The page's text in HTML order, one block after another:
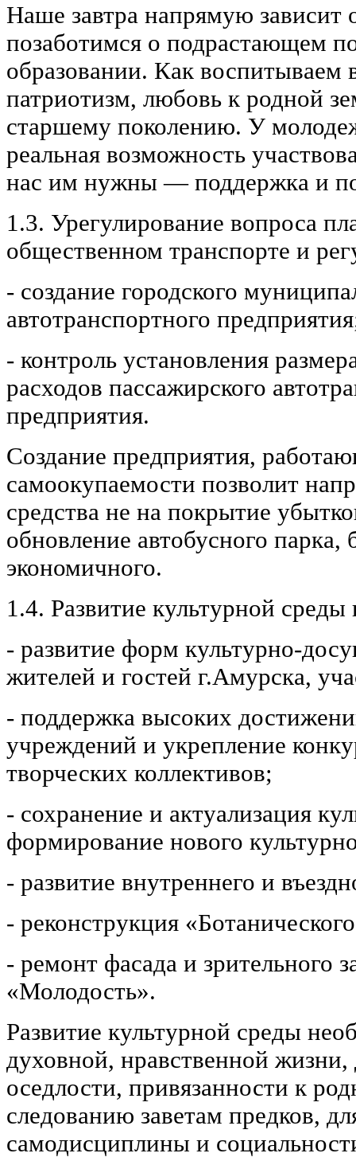
Наше завтра напрямую зависит
позаботимся о подрастающем
образовании. Как воспитываем
патриотизм, любовь к родной
старшему поколению. У
реальная возможность
нас им нужны — поддержка и
1.3. Урегулирование вопроса
общественном транспорте и
- создание городского
автотранспортного
- контроль установления
расходов пассажирского
предприятия.
Создание предприятия,
самоокупаемости позволит
средства не на покрытие
обновление автобусного парка,
экономичного.
1.4. Развитие культурной среды
- развитие форм культурно-
жителей и гостей г.Амурска,
- поддержка высоких
учреждений и укрепление
творческих коллективов;
- сохранение и актуализация
формирование нового
- развитие внутреннего и
- реконструкция
- ремонт фасада и зрительного
«Молодость».
Развитие культурной среды
духовной, нравственной жизни,
оседлости, привязанности к
следованию заветам предков,
самодисциплины и